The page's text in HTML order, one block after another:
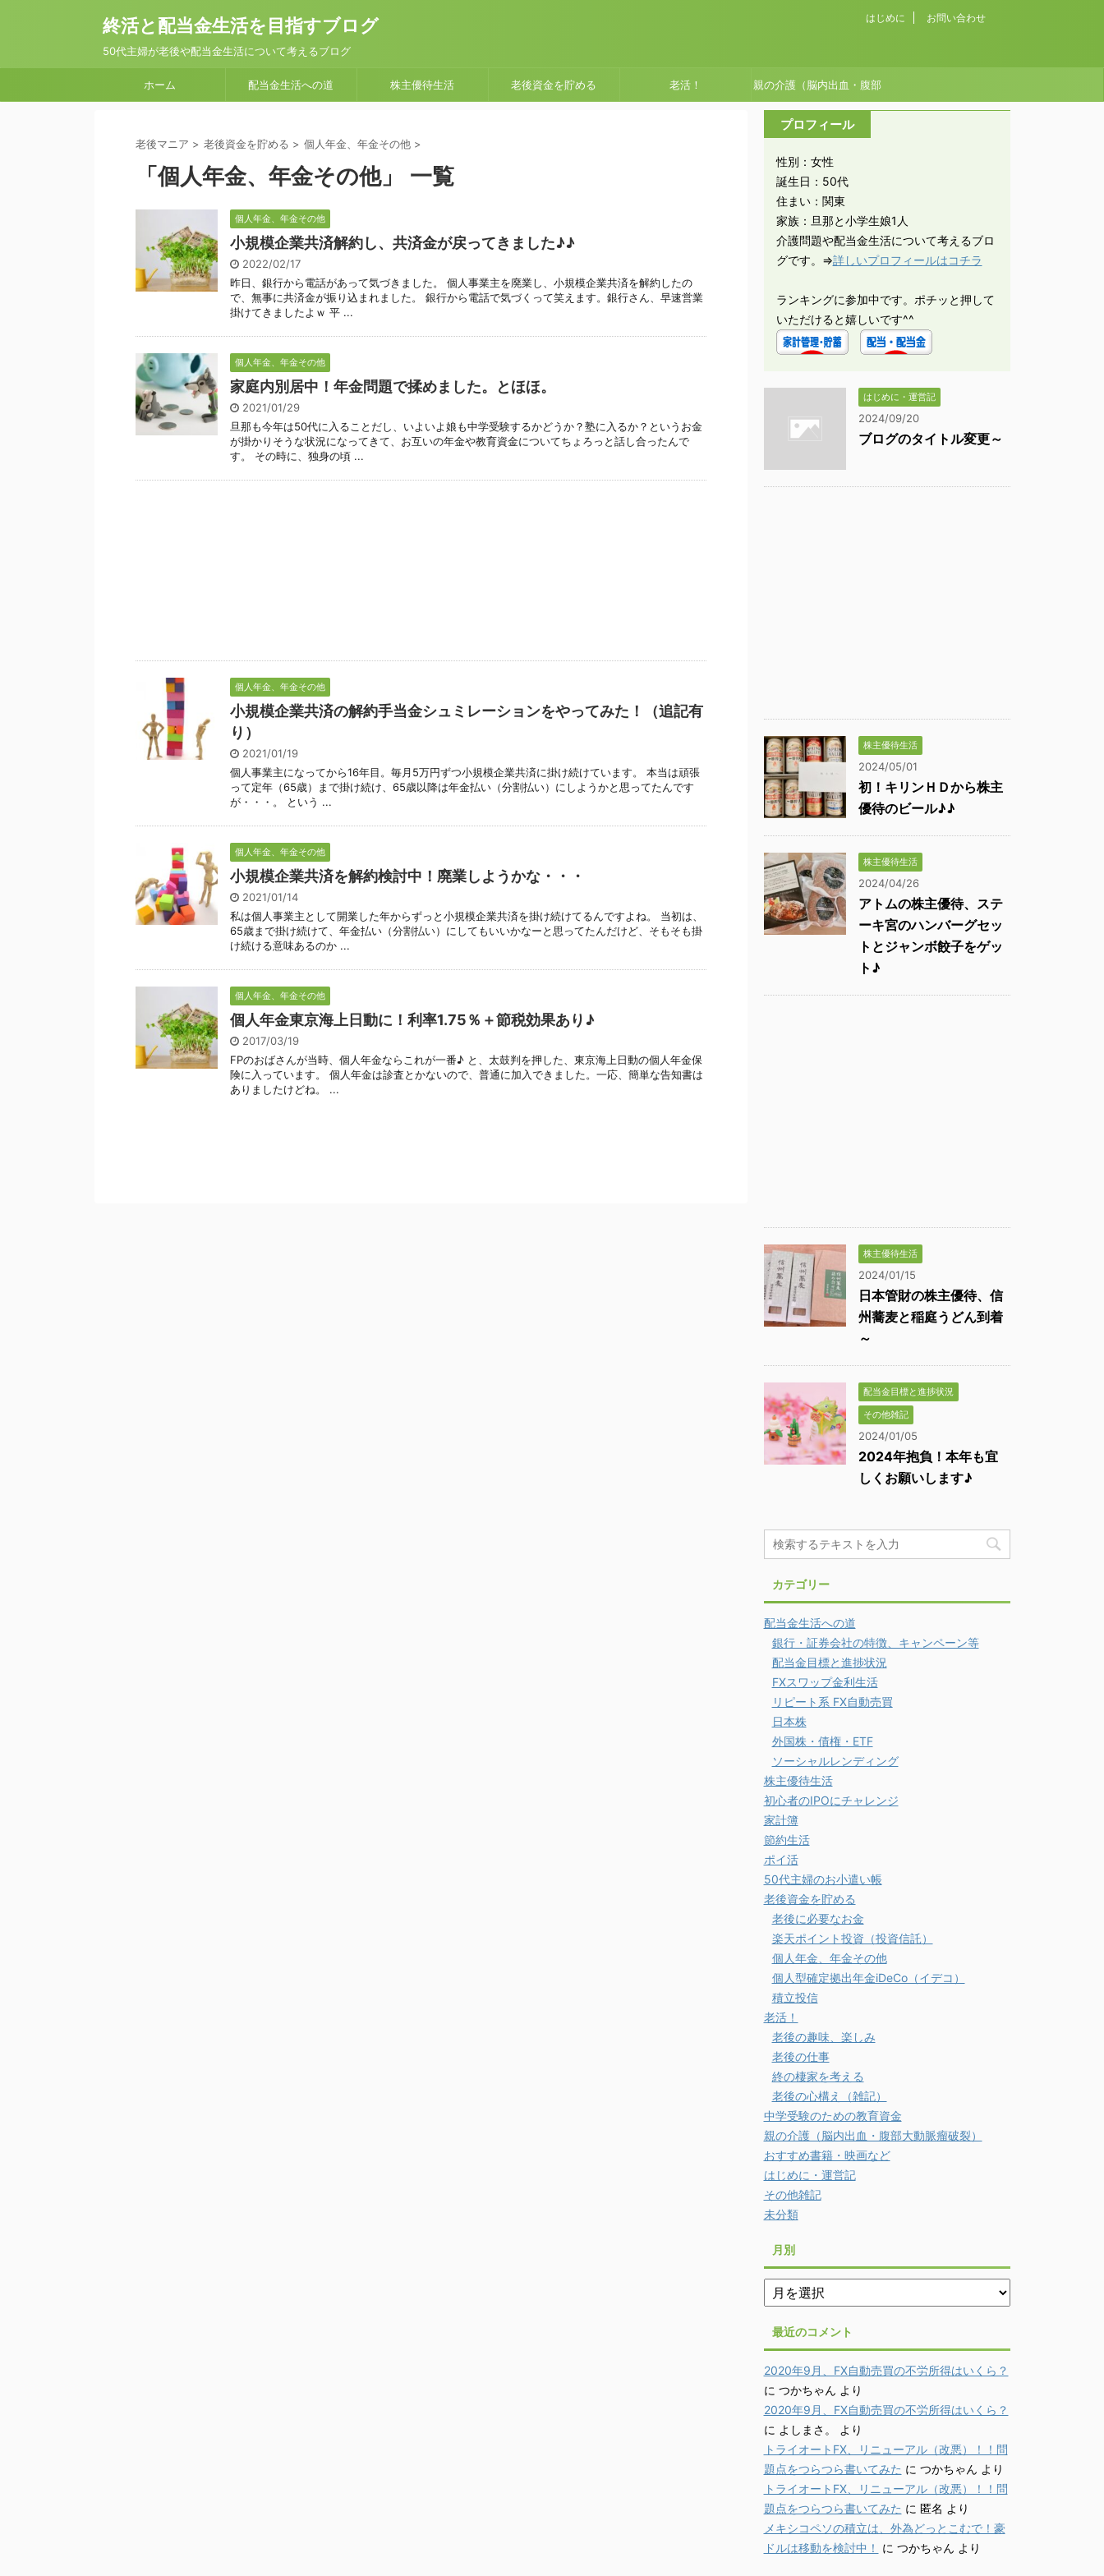
終活と配当金生活を目指すブログ
50代主婦が老後や配当金生活について考えるブログ
はじめに お問い合わせ
ホーム 配当金生活への道 株主優待生活 老後資金を貯める 老活！ 親の介護（脳内出血・腹部
大動脈瘤破裂）
老後マニア > 老後資金を貯める > 個人年金、年金その他 >
「個人年金、年金その他」 一覧
個人年金、年金その他
小規模企業共済解約し、共済金が戻ってきました♪♪
2022/02/17
昨日、銀行から電話があって気づきました。 個人事業主を廃業し、小規模企業共済を解約したの
で、無事に共済金が振り込まれました。 銀行から電話で気づくって笑えます。銀行さん、早速営業
掛けてきましたよｗ 平 ...
個人年金、年金その他
家庭内別居中！年金問題で揉めました。とほほ。
2021/01/29
旦那も今年は50代に入ることだし、いよいよ娘も中学受験するかどうか？塾に入るか？というお金
が掛かりそうな状況になってきて、お互いの年金や教育資金についてちょろっと話し合ったんで
す。 その時に、独身の頃 ...
個人年金、年金その他
小規模企業共済の解約手当金シュミレーションをやってみた！（追記有
り）
2021/01/19
個人事業主になってから16年目。毎月5万円ずつ小規模企業共済に掛け続けています。 本当は頑張
って定年（65歳）まで掛け続け、65歳以降は年金払い（分割払い）にしようかと思ってたんです
が・・・。 という ...
個人年金、年金その他
小規模企業共済を解約検討中！廃業しようかな・・・
2021/01/14
私は個人事業主として開業した年からずっと小規模企業共済を掛け続けてるんですよね。 当初は、
65歳まで掛け続けて、年金払い（分割払い）にしてもいいかなーと思ってたんだけど、そもそも掛
け続ける意味あるのか ...
個人年金、年金その他
個人年金東京海上日動に！利率1.75％＋節税効果あり♪
2017/03/19
FPのおばさんが当時、個人年金ならこれが一番♪ と、太鼓判を押した、東京海上日動の個人年金保
険に入っています。 個人年金は診査とかないので、普通に加入できました。一応、簡単な告知書は
ありましたけどね。 ...
プロフィール
性別：女性
誕生日：50代
住まい：関東
家族：旦那と小学生娘1人
介護問題や配当金生活について考えるブロ
グです。⇒詳しいプロフィールはコチラ
ランキングに参加中です。ポチッと押して
いただけると嬉しいです^^
はじめに・運営記
2024/09/20
ブログのタイトル変更～
株主優待生活
2024/05/01
初！キリンＨＤから株主
優待のビール♪♪
株主優待生活
2024/04/26
アトムの株主優待、ステ
ーキ宮のハンバーグセッ
トとジャンボ餃子をゲッ
ト♪
株主優待生活
2024/01/15
日本管財の株主優待、信
州蕎麦と稲庭うどん到着
～
配当金目標と進捗状況
その他雑記
2024/01/05
2024年抱負！本年も宜
しくお願いします♪
カテゴリー
配当金生活への道
銀行・証券会社の特徴、キャンペーン等
配当金目標と進捗状況
FXスワップ金利生活
リピート系 FX自動売買
日本株
外国株・債権・ETF
ソーシャルレンディング
株主優待生活
初心者のIPOにチャレンジ
家計簿
節約生活
ポイ活
50代主婦のお小遣い帳
老後資金を貯める
老後に必要なお金
楽天ポイント投資（投資信託）
個人年金、年金その他
個人型確定拠出年金iDeCo（イデコ）
積立投信
老活！
老後の趣味、楽しみ
老後の仕事
終の棲家を考える
老後の心構え（雑記）
中学受験のための教育資金
親の介護（脳内出血・腹部大動脈瘤破裂）
おすすめ書籍・映画など
はじめに・運営記
その他雑記
未分類
月別
月
別
最近のコメント
2020年9月、FX自動売買の不労所得はいくら？
に つかちゃん より
2020年9月、FX自動売買の不労所得はいくら？
に よしまさ。
より
トライオートFX、リニューアル（改悪）！！問
題点をつらつら書いてみた に つかちゃん より
トライオートFX、リニューアル（改悪）！！問
題点をつらつら書いてみた に 匿名 より
メキシコペソの積立は、外為どっとこむで！豪
ドルは移動を検討中！
に つかちゃん より